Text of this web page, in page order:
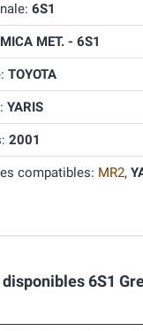
6S1
MET. - 6S1
TOYOTA
YARIS
2001
compatibles: MR2,
6S1